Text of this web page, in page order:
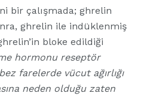
bir çalışmada; ghrelin
ghrelin ile indüklenmiş
bloke edildiği
hormonu reseptör
farelerde vücut ağırlığı
neden olduğu zaten